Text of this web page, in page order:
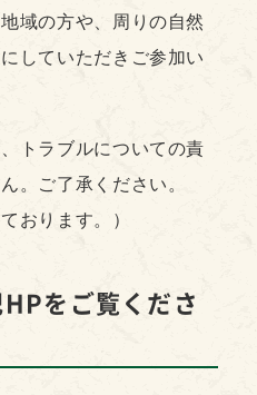
域の方や、周りの自然
していただきご参加い
トラブルについての責
。ご了承ください。
おります。）
をご覧くださ